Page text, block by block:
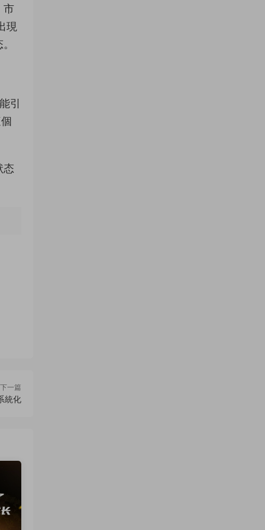
市
現
引
态
下一篇
統化